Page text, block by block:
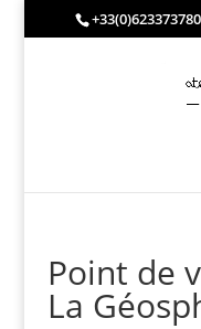
+33(0)623373780
Point de
La